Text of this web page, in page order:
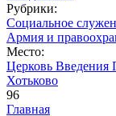
Рубрики:
Социальное
Армия и
Место:
Церковь Введения
Хотьково
96
Главная